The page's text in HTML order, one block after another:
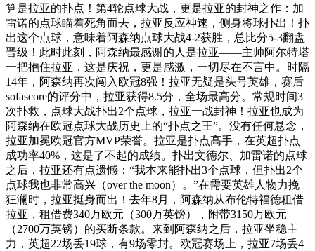
算是拉亚的扑点！第4轮点球大战，更是拉亚的封神之作：加
雷诺的点球瞄着死角而去，拉亚反应神速，侧身将球扑出！扑
出这个点球，意味着阿森纳点球大战4-2获胜，总比分5-3翻盘
晋级！此时此刻，阿森纳最感谢的人是拉亚——主帅阿尔特塔
一把抱住拉亚，这是庆祝，更是感激，一切尽在不言中。时隔
14年，阿森纳再次闯入欧冠8强！拉亚无疑是头号英雄，赛后
sofascore的评分中，拉亚获得8.5分，全场最高分。常规时间3
次扑救，点球大战扑出2个点球，拉亚一战封神！拉亚也成为
阿森纳在欧冠点球大战历史上的“扑点之王”。没有任何悬念，
拉亚加冕欧冠官方MVP荣誉。拉亚是扑点高手，在英超扑点
成功率40%，这是了不起的成绩。扑出文德尔、加雷诺的点球
之后，拉亚还有点遗憾：“我本来能扑出3个点球，但扑出2个
点球我也非常高兴（over the moon）。”在需要英雄人物力挽
狂澜时，拉亚挺身而出！去年8月，阿森纳从布伦特福德租借
拉亚，租借费340万欧元（300万英镑），附带3150万欧元
（2700万英镑）的买断条款。来到阿森纳之后，拉亚坐稳主
力，英超22场丢19球，有9场零封。欧冠赛场上，拉亚7场丢4